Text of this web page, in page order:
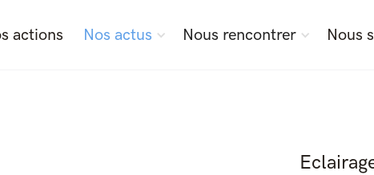
actions Nos actus Nous rencontrer Nous